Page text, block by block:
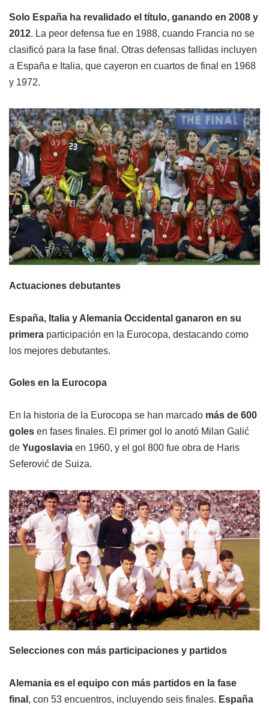
Solo España ha revalidado el título, ganando en 2008 y
2012. La peor defensa fue en 1988, cuando Francia no se
clasificó para la fase final. Otras defensas fallidas incluyen
a España e Italia, que cayeron en cuartos de final en 1968
y 1972.
Actuaciones debutantes
España, Italia y Alemania Occidental ganaron en su
primera participación en la Eurocopa, destacando como
los mejores debutantes.
Goles en la Eurocopa
En la historia de la Eurocopa se han marcado más de 600
goles en fases finales. El primer gol lo anotó Milan Galić
de Yugoslavia en 1960, y el gol 800 fue obra de Haris
Seferović de Suiza.
Selecciones con más participaciones y partidos
Alemania es el equipo con más partidos en la fase
final , con 53 encuentros, incluyendo seis finales. España